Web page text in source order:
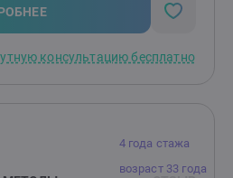
границ в отношениях, задачи
личностного
утраты близких
например, работать с
консультацию бесплатно
4 года стажа
возраст 33 года